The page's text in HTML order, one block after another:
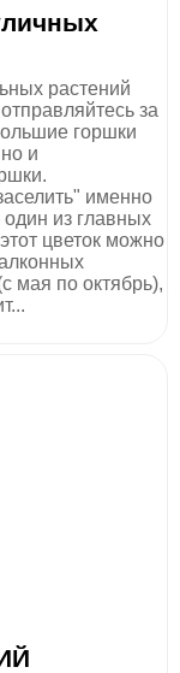
растений
за
горшки
и
именно
из главных
цветок можно
мая по октябрь),